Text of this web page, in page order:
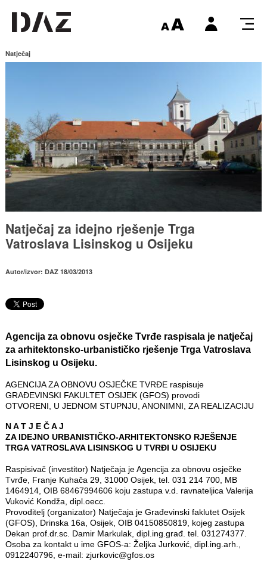
Natječaj
Natječaj za idejno rješenje Trga
Vatroslava Lisinskog u Osijeku
Autor/izvor: DAZ 18/03/2013
Agencija za obnovu osječke Tvrđe raspisala je natječaj
za arhitektonsko-urbanističko rješenje Trga Vatroslava
Lisinskog u Osijeku.
AGENCIJA ZA OBNOVU OSJEČKE TVRĐE raspisuje
GRAĐEVINSKI FAKULTET OSIJEK (GFOS) provodi
OTVORENI, U JEDNOM STUPNJU, ANONIMNI, ZA REALIZACIJU
N A T J E Č A J
ZA IDEJNO URBANISTIČKO-ARHITEKTONSKO RJEŠENJE
TRGA VATROSLAVA LISINSKOG U TVRĐI U OSIJEKU
Raspisivač (investitor) Natječaja je Agencija za obnovu osječke
Tvrđe, Franje Kuhača 29, 31000 Osijek, tel. 031 214 700, MB
1464914, OIB 68467994606 koju zastupa v.d. ravnateljica Valerija
Vuković Kondža, dipl.oecc.
Provoditelj (organizator) Natječaja je Građevinski faklutet Osijek
(GFOS), Drinska 16a, Osijek, OIB 04150850819, kojeg zastupa
Dekan prof.dr.sc. Damir Markulak, dipl.ing.građ. tel. 031274377.
Osoba za kontakt u ime GFOS-a: Željka Jurković, dipl.ing.arh.,
0912240796, e-mail: zjurkovic@gfos.os